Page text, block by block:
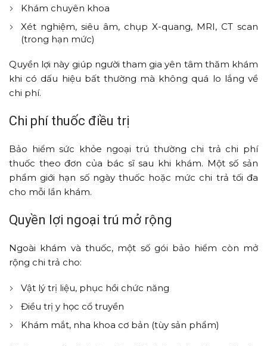
Khám chuyên khoa
Xét nghiệm, siêu âm, chụp X-quang, MRI, CT scan
(trong hạn mức)
Quyền lợi này giúp người tham gia yên tâm thăm khám
khi có dấu hiệu bất thường mà không quá lo lắng về
chi phí.
Chi phí thuốc điều trị
Bảo hiểm sức khỏe ngoại trú thường chi trả chi phí
thuốc theo đơn của bác sĩ sau khi khám. Một số sản
phẩm giới hạn số ngày thuốc hoặc mức chi trả tối đa
cho mỗi lần khám.
Quyền lợi ngoại trú mở rộng
Ngoài khám và thuốc, một số gói bảo hiểm còn mở
rộng chi trả cho:
Vật lý trị liệu, phục hồi chức năng
Điều trị y học cổ truyền
Khám mắt, nha khoa cơ bản (tùy sản phẩm)